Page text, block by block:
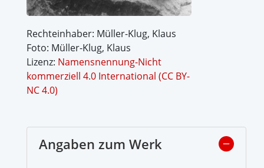
Rechteinhaber: Müller-Klug, Klaus
Foto: Müller-Klug, Klaus
Lizenz: Namensnennung-Nicht
kommerziell 4.0 International (CC BY-
NC 4.0)
Angaben zum Werk